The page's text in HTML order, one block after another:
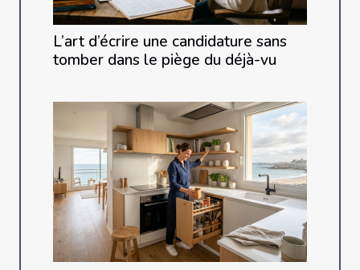
L’art d’écrire une candidature sans
tomber dans le piège du déjà-vu